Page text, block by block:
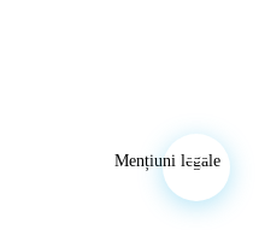
Mențiuni legale